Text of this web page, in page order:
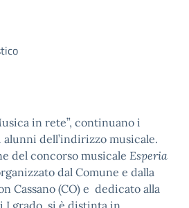
in rete”, continuano i
dell’indirizzo musicale.
del concorso musicale Esperia
dal Comune e dalla
Cassano (CO) e dedicato alla
I grado, si è distinta in